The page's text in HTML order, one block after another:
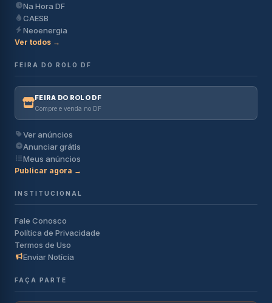
Na Hora DF
CAESB
Neoenergia
Ver todos →
FEIRA DO ROLO DF
FEIRA DO ROLO DF
Compre e venda no DF
Ver anúncios
Anunciar grátis
Meus anúncios
Publicar agora →
INSTITUCIONAL
Fale Conosco
Política de Privacidade
Termos de Uso
Enviar Notícia
FAÇA PARTE